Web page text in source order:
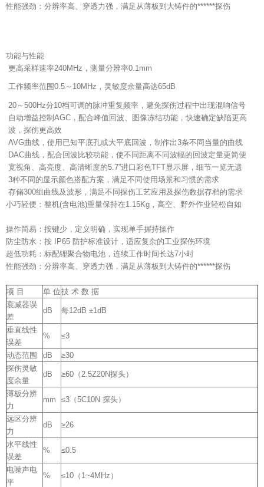
性能强劲：分辨率高、穿透力强，满足从薄板到大铸件的******探伤
功能与性能
更高采样速率240MHz，测量分辨率0.1mm
工作频率范围0.5～10MHz，灵敏度余量高达65dB
20～500Hz分10档可调的脉冲重复频率，避免探伤过程中出现混响信号
自动增益控制AGC，配合峰值回波、图像冻结功能，快速确定缺陷更高
波，探伤更高效
AVG曲线，使用已知平底孔或大平底回波，制作出3条不同当量的曲线
DAC曲线，配合回波比较功能，使不同距离不同波幅的回波定量更简便
宽视角、高亮度、高清晰度的5.7”进口彩色TFT显示屏，细节一览无遗
3种不同的显示颜色搭配方案，满足不同使用场景和习惯的需求
存储300组曲线及波形，满足不同探伤工艺应用及探伤数据存档的需求
小巧轻便：整机(含电池)重量保持在1.15Kg，高空、野外作业轻松自如
操作简易：按键少，定义明确，实现单手握持操作
防尘防水：按 IP65 防护标准设计，适应复杂的工业探伤环境
超低功耗：标配锂聚合物电池，连续工作时间长达7小时
性能强劲：分辨率高、穿透力强，满足从薄板到大铸件的******探伤
项 目 单 位技 术 数 据
衰减器误
差
dB 每12dB ±1dB
垂直线性
误差
% ≤3
动态范围 dB
≥30
探伤灵敏
度余量
dB ≥60（2.5Z20N探头）
薄板分辨
力
mm ≤3（5C10N 探头）
远区分辨
力
dB ≥26
水平线性
误差
% ≤0.5
电噪声电
平
% ≤10（1~4MHz）